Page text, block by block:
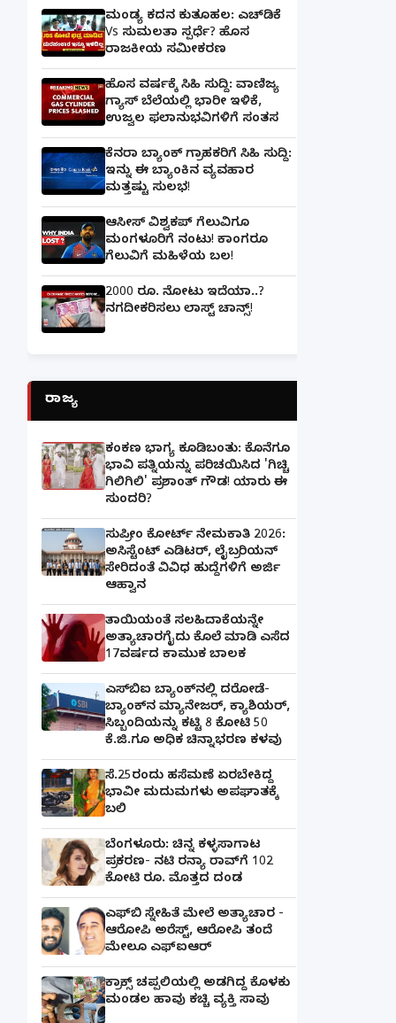
ಮಂಡ್ಯ ಕದನ ಕುತೂಹಲ: ಎಚ್‌ಡಿಕೆ
Vs ಸುಮಲತಾ ಸ್ಪರ್ಧೆ? ಹೊಸ
ರಾಜಕೀಯ ಸಮೀಕರಣ
ಹೊಸ ವರ್ಷಕ್ಕೆ ಸಿಹಿ ಸುದ್ದಿ: ವಾಣಿಜ್ಯ
ಗ್ಯಾಸ್‌ ಬೆಲೆಯಲ್ಲಿ ಭಾರೀ ಇಳಿಕೆ,
ಉಜ್ವಲ ಫಲಾನುಭವಿಗಳಿಗೆ ಸಂತಸ
ಕೆನರಾ ಬ್ಯಾಂಕ್‌ ಗ್ರಾಹಕರಿಗೆ ಸಿಹಿ ಸುದ್ದಿ:
ಇನ್ನು ಈ ಬ್ಯಾಂಕಿನ ವ್ಯವಹಾರ
ಮತ್ತಷ್ಟು ಸುಲಭ!
ಆಸೀಸ್ ವಿಶ್ವಕಪ್ ಗೆಲುವಿಗೂ
ಮಂಗಳೂರಿಗೆ ನಂಟು! ಕಾಂಗರೂ
ಗೆಲುವಿಗೆ ಮಹಿಳೆಯ ಬಲ!
2000 ರೂ. ನೋಟು ಇದೆಯಾ..?
ನಗದೀಕರಿಸಲು ಲಾಸ್ಟ್‌ ಚಾನ್ಸ್‌!
ರಾಜ್ಯ
ಕಂಕಣ ಭಾಗ್ಯ ಕೂಡಿಬಂತು: ಕೊನೆಗೂ
ಭಾವಿ ಪತ್ನಿಯನ್ನು ಪರಿಚಯಿಸಿದ 'ಗಿಚ್ಚಿ
ಗಿಲಿಗಿಲಿ' ಪ್ರಶಾಂತ್ ಗೌಡ! ಯಾರು ಈ
ಸುಂದರಿ?
ಸುಪ್ರೀಂ ಕೋರ್ಟ್ ನೇಮಕಾತಿ 2026:
ಅಸಿಸ್ಟೆಂಟ್ ಎಡಿಟರ್, ಲೈಬ್ರರಿಯನ್
ಸೇರಿದಂತೆ ವಿವಿಧ ಹುದ್ದೆಗಳಿಗೆ ಅರ್ಜಿ
ಆಹ್ವಾನ
ತಾಯಿಯಂತೆ ಸಲಹಿದಾಕೆಯನ್ನೇ
ಅತ್ಯಾಚಾರಗೈದು ಕೊಲೆ ಮಾಡಿ ಎಸೆದ
17ವರ್ಷದ ಕಾಮುಕ ಬಾಲಕ
ಎಸ್‌ಬಿಐ ಬ್ಯಾಂಕ್‌ನಲ್ಲಿ‌ ದರೋಡೆ-
ಬ್ಯಾಂಕ್​ನ ಮ್ಯಾನೇಜರ್‌, ಕ್ಯಾಶಿಯರ್‌,
ಸಿಬ್ಬಂದಿಯನ್ನು ಕಟ್ಟಿ 8 ಕೋಟಿ 50
ಕೆ.ಜಿ.ಗೂ ಅಧಿಕ ಚಿನ್ನಾಭರಣ ಕಳವು
ಸೆ.25ರಂದು ಹಸೆಮಣೆ ಏರಬೇಕಿದ್ದ
ಭಾವೀ ಮದುಮಗಳು ಅಪಘಾತಕ್ಕೆ
ಬಲಿ
ಬೆಂಗಳೂರು: ಚಿನ್ನ ಕಳ್ಳಸಾಗಾಟ
ಪ್ರಕರಣ- ನಟಿ ರನ್ಯಾ ರಾವ್‌ಗೆ 102
ಕೋಟಿ ರೂ. ಮೊತ್ತದ ದಂಡ
ಎಫ್‌ಬಿ ಸ್ನೇಹಿತೆ ಮೇಲೆ ಅತ್ಯಾಚಾರ -
ಆರೋಪಿ ಅರೆಸ್ಟ್, ಆರೋಪಿ ತಂದೆ
ಮೇಲೂ ಎಫ್ಐಆರ್
ಕ್ರಾಕ್ಸ್ ಚಪ್ಪಲಿಯಲ್ಲಿ ಅಡಗಿದ್ದ ಕೊಳಕು
ಮಂಡಲ ಹಾವು ಕಚ್ಚಿ ವ್ಯಕ್ತಿ ಸಾವು